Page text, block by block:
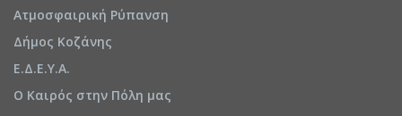
Ατμοσφαιρική Ρύπανση
Δήμος Κοζάνης
Ε.Δ.Ε.Υ.Α.
Ο Καιρός στην Πόλη μας